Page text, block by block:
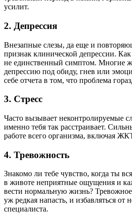
усилит.
2. Депрессия
Внезапные слезы, да еще и
признак клинической депрессии.
не единственный симптом. Многие
депрессию под обиду, гнев или
себе отчета в том, что проблема
3. Стресс
Часто вызывает неконтролируемые
именно тебя так расстраивает.
работе всего организма, включая
4. Тревожность
Знакомо ли тебе чувство, когда ты
в животе неприятные ощущения и
вести нормальную жизнь? Тревожное
уж редкая напасть, и избавляться
специалиста.